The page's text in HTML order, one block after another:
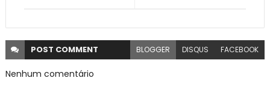
POST COMMENT BLOGGER DISQUS FACEBOOK
Nenhum comentário